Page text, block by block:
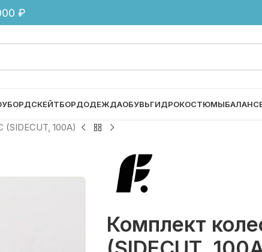
₽
СКЕЙТБОРДОДЕЖДАОБУВЬГИДРОКОСТЮМЫ
100A)
Комплект